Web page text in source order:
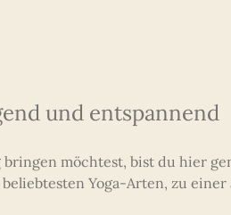
und entspannend
möchtest, bist du hier
Yoga-Arten, zu